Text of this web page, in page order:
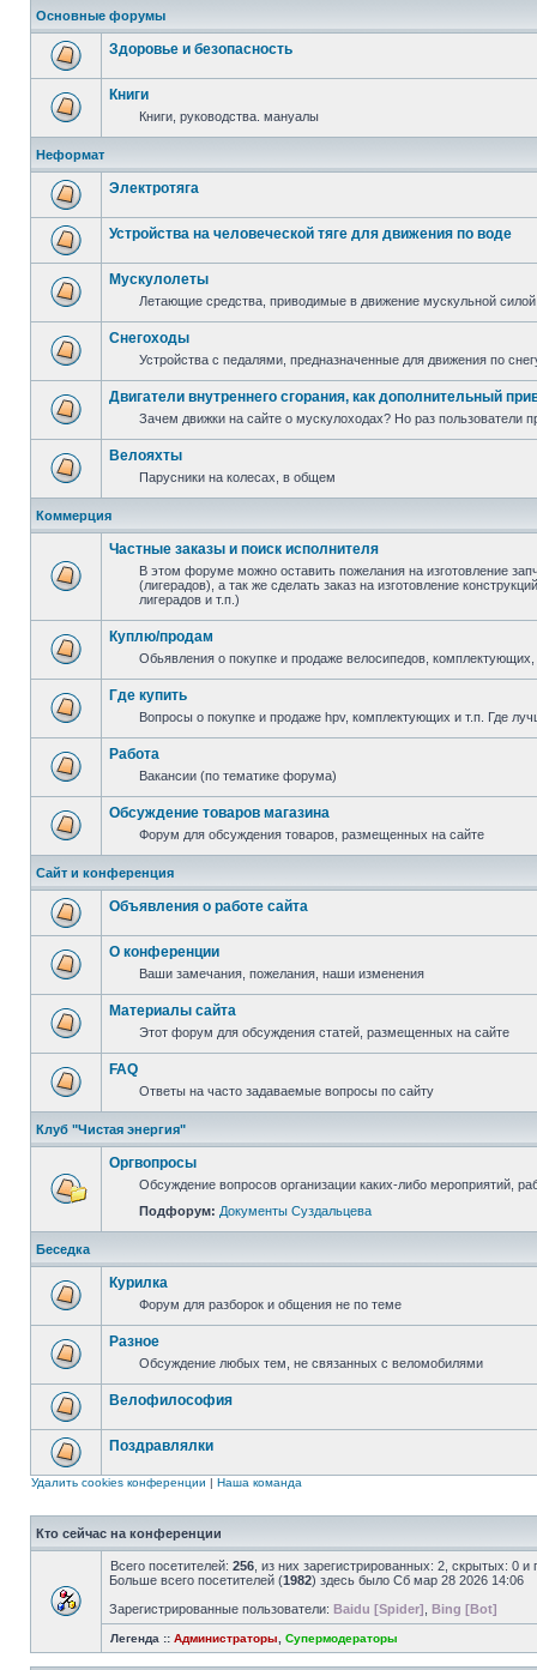
Основные форумы
Здоровье и безопасность
Книги
Книги, руководства. мануалы
Неформат
Электротяга
Устройства на человеческой тяге для движения по воде
Мускулолеты
Летающие средства, приводимые в движение мускульной силой
Снегоходы
Устройства с педалями, предназначенные для движения по
Двигатели внутреннего сгорания, как дополнительный
Зачем движки на сайте о мускулоходах? Но раз пользователи
Велояхты
Парусники на колесах, в общем
Коммерция
Частные заказы и поиск исполнителя
В этом форуме можно оставить пожелания на изготовление
(лигерадов), а так же сделать заказ на изготовление
лигерадов и т.п.)
Куплю/продам
Обьявления о покупке и продаже велосипедов,
Где купить
Вопросы о покупке и продаже hpv, комплектующих и т.п. Где
Работа
Вакансии (по тематике форума)
Обсуждение товаров магазина
Форум для обсуждения товаров, размещенных на сайте
Сайт и конференция
Объявления о работе сайта
О конференции
Ваши замечания, пожелания, наши изменения
Материалы сайта
Этот форум для обсуждения статей, размещенных на сайте
FAQ
Ответы на часто задаваемые вопросы по сайту
Клуб "Чистая энергия"
Оргвопросы
Обсуждение вопросов организации каких-либо мероприятий,
Подфорум: Документы Суздальцева
Беседка
Курилка
Форум для разборок и общения не по теме
Разное
Обсуждение любых тем, не связанных с веломобилями
Велофилософия
Поздравлялки
Удалить cookies конференции | Наша команда
Кто сейчас на конференции
Всего посетителей: 256 , из них зарегистрированных: 2, скрытых: 0
Больше всего посетителей (1982) здесь было Сб мар 28 2026 14:06
Зарегистрированные пользователи: Baidu [Spider] Bing [Bot]
Легенда :: Администраторы Супермодераторы